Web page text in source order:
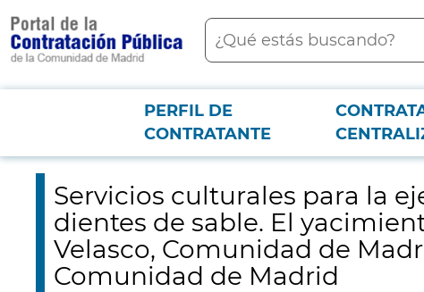
contenido
principal
Buscar
Menú PCON
PERFIL DE
CONTRATANTE
Servicios culturales para la ejecución del montaje de la
Arqueológico Regional de la Comunidad de Madrid
Servicios culturales para la
dientes de sable. El
Velasco, Comunidad de
Comunidad de Madrid